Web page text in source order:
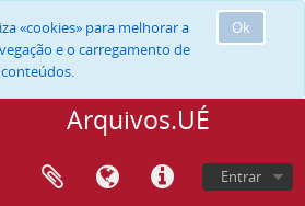
Ok
«cookies» para melhorar a
e o carregamento de
conteúdos.
Arquivos.UÉ
Entrar